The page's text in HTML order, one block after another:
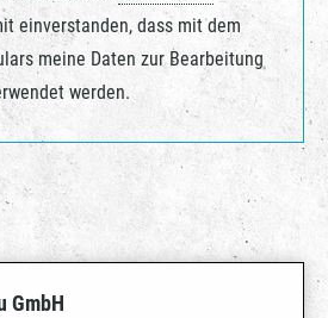
einverstanden, dass mit dem
meine Daten zur Bearbeitung
werden.
GmbH